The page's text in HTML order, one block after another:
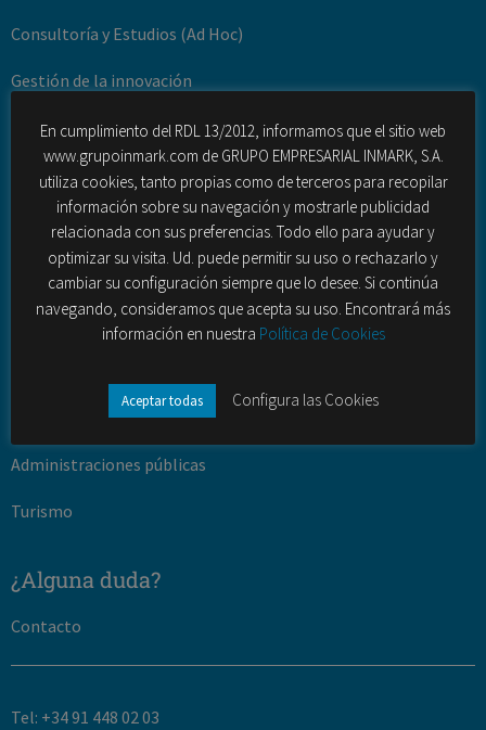
Consultoría y Estudios (Ad Hoc)
Gestión de la innovación
Desarrollo turístico y territorial
Fuerza de ventas externas
Contact Center (outbound – inbound)
Sectores
Banca y seguros
Administraciones públicas
Turismo
¿Alguna duda?
Contacto
Tel: +34 91 448 02 03
En cumplimiento del RDL 13/2012, informamos que el sitio web
www.grupoinmark.com de GRUPO EMPRESARIAL INMARK, S.A.
utiliza cookies, tanto propias como de terceros para recopilar
información sobre su navegación y mostrarle publicidad
relacionada con sus preferencias. Todo ello para ayudar y
optimizar su visita. Ud. puede permitir su uso o rechazarlo y
cambiar su configuración siempre que lo desee. Si continúa
navegando, consideramos que acepta su uso. Encontrará más
información en nuestra Política de Cookies
Aceptar todas Configura las Cookies